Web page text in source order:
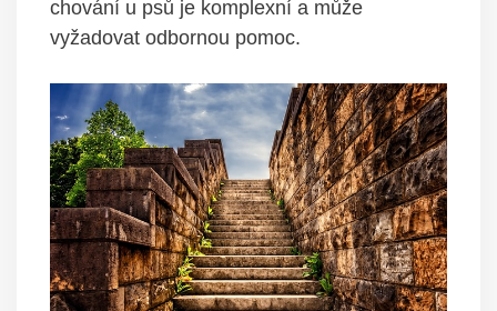
chování⁢ u​ psů je komplexní a může
vyžadovat odbornou⁢ pomoc.